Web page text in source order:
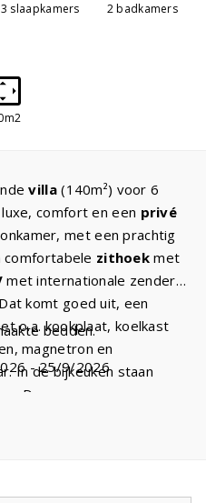
3 slaapkamers 2 badkamers
villa(140m²) voor 6
comfort en een privé
met een prachtig
zithoek met
met internationale zenders
komt goed uit, een
o.a. kookplaat, koelkast
magnetron en
In de bijkeuken staan
De
bedden.
- 25/9/2026